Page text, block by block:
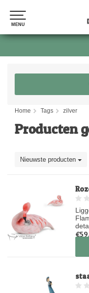
MENU
MENU
Home Tags zilver
Producten
Nieuwste producten